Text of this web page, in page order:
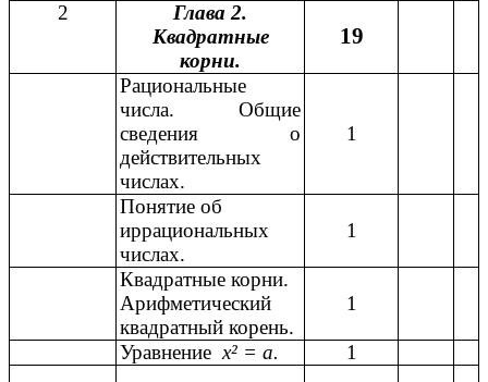
2
Глава 2.
Квадратные
корни.
19
Рациональные
числа. Общие
сведения о
действительных
числах.
1
Понятие об
иррациональных
числах.
1
Квадратные корни.
Арифметический
квадратный корень.
1
Уравнениех² = а. 1